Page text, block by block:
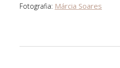
Fotografia: Márcia Soares